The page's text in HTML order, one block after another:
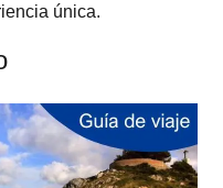
única.